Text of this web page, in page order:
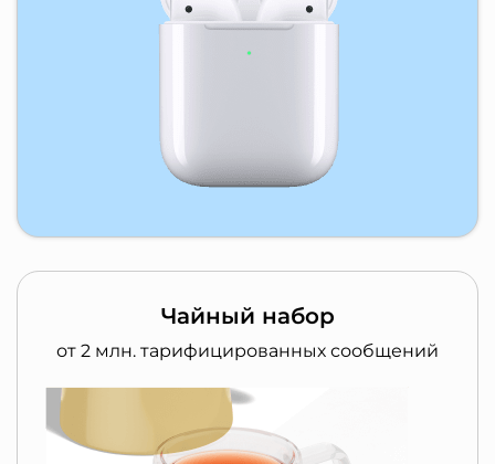
Чайный набор
от 2 млн. тарифицированных сообщений